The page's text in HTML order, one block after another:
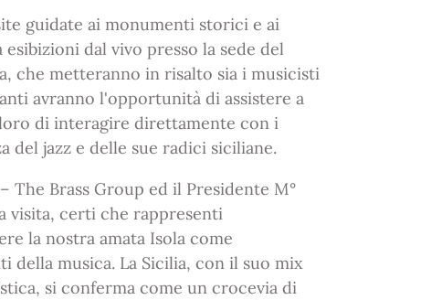
guidate ai monumenti storici e ai
dal vivo presso la sede del
che metteranno in risalto sia i musicisti
avranno l'opportunità di assistere a
di interagire direttamente con i
del jazz e delle sue radici siciliane.
The Brass Group ed il Presidente M°
visita, certi che rappresenti
la nostra amata Isola come
della musica. La Sicilia, con il suo mix
si conferma come un crocevia di